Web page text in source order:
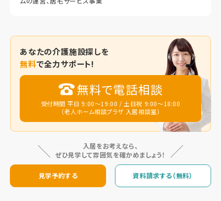
あなたの介護施設探しを
無料で全力サポート!
無料で電話相談
受付時間 平日 9:00～19:00 / 土日祝 9:00～18:00
（老人ホーム相談プラザ 入居相談室）
入居をお考えなら、
ぜひ見学して雰囲気を確かめましょう！
見学予約する 資料請求する（無料）